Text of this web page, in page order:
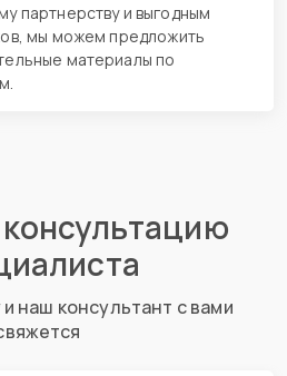
партнерству и выгодным
мы можем предложить
материалы по
наш консультант с вами